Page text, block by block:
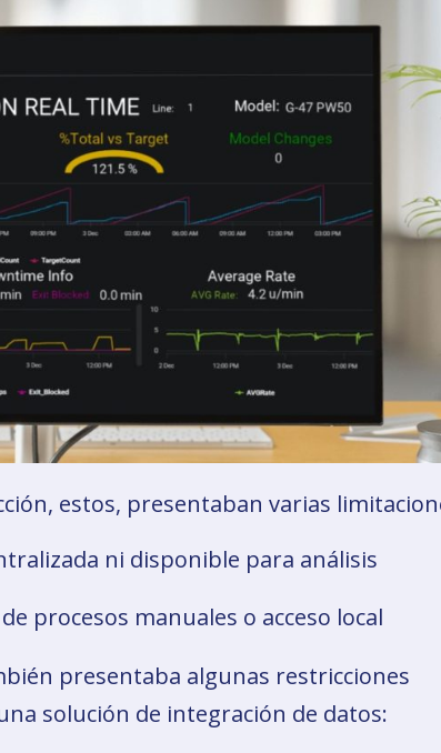
estos, presentaban varias
ni disponible para análisis
procesos manuales o acceso local
presentaba algunas restricciones
solución de integración de datos: